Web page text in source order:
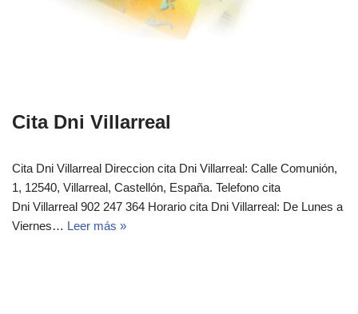
Cita Dni Villarreal
Cita Dni Villarreal Direccion cita Dni Villarreal: Calle Comunión,
1, 12540, Villarreal, Castellón, España. Telefono cita
Dni Villarreal 902 247 364 Horario cita Dni Villarreal: De Lunes a
Viernes… Leer más »